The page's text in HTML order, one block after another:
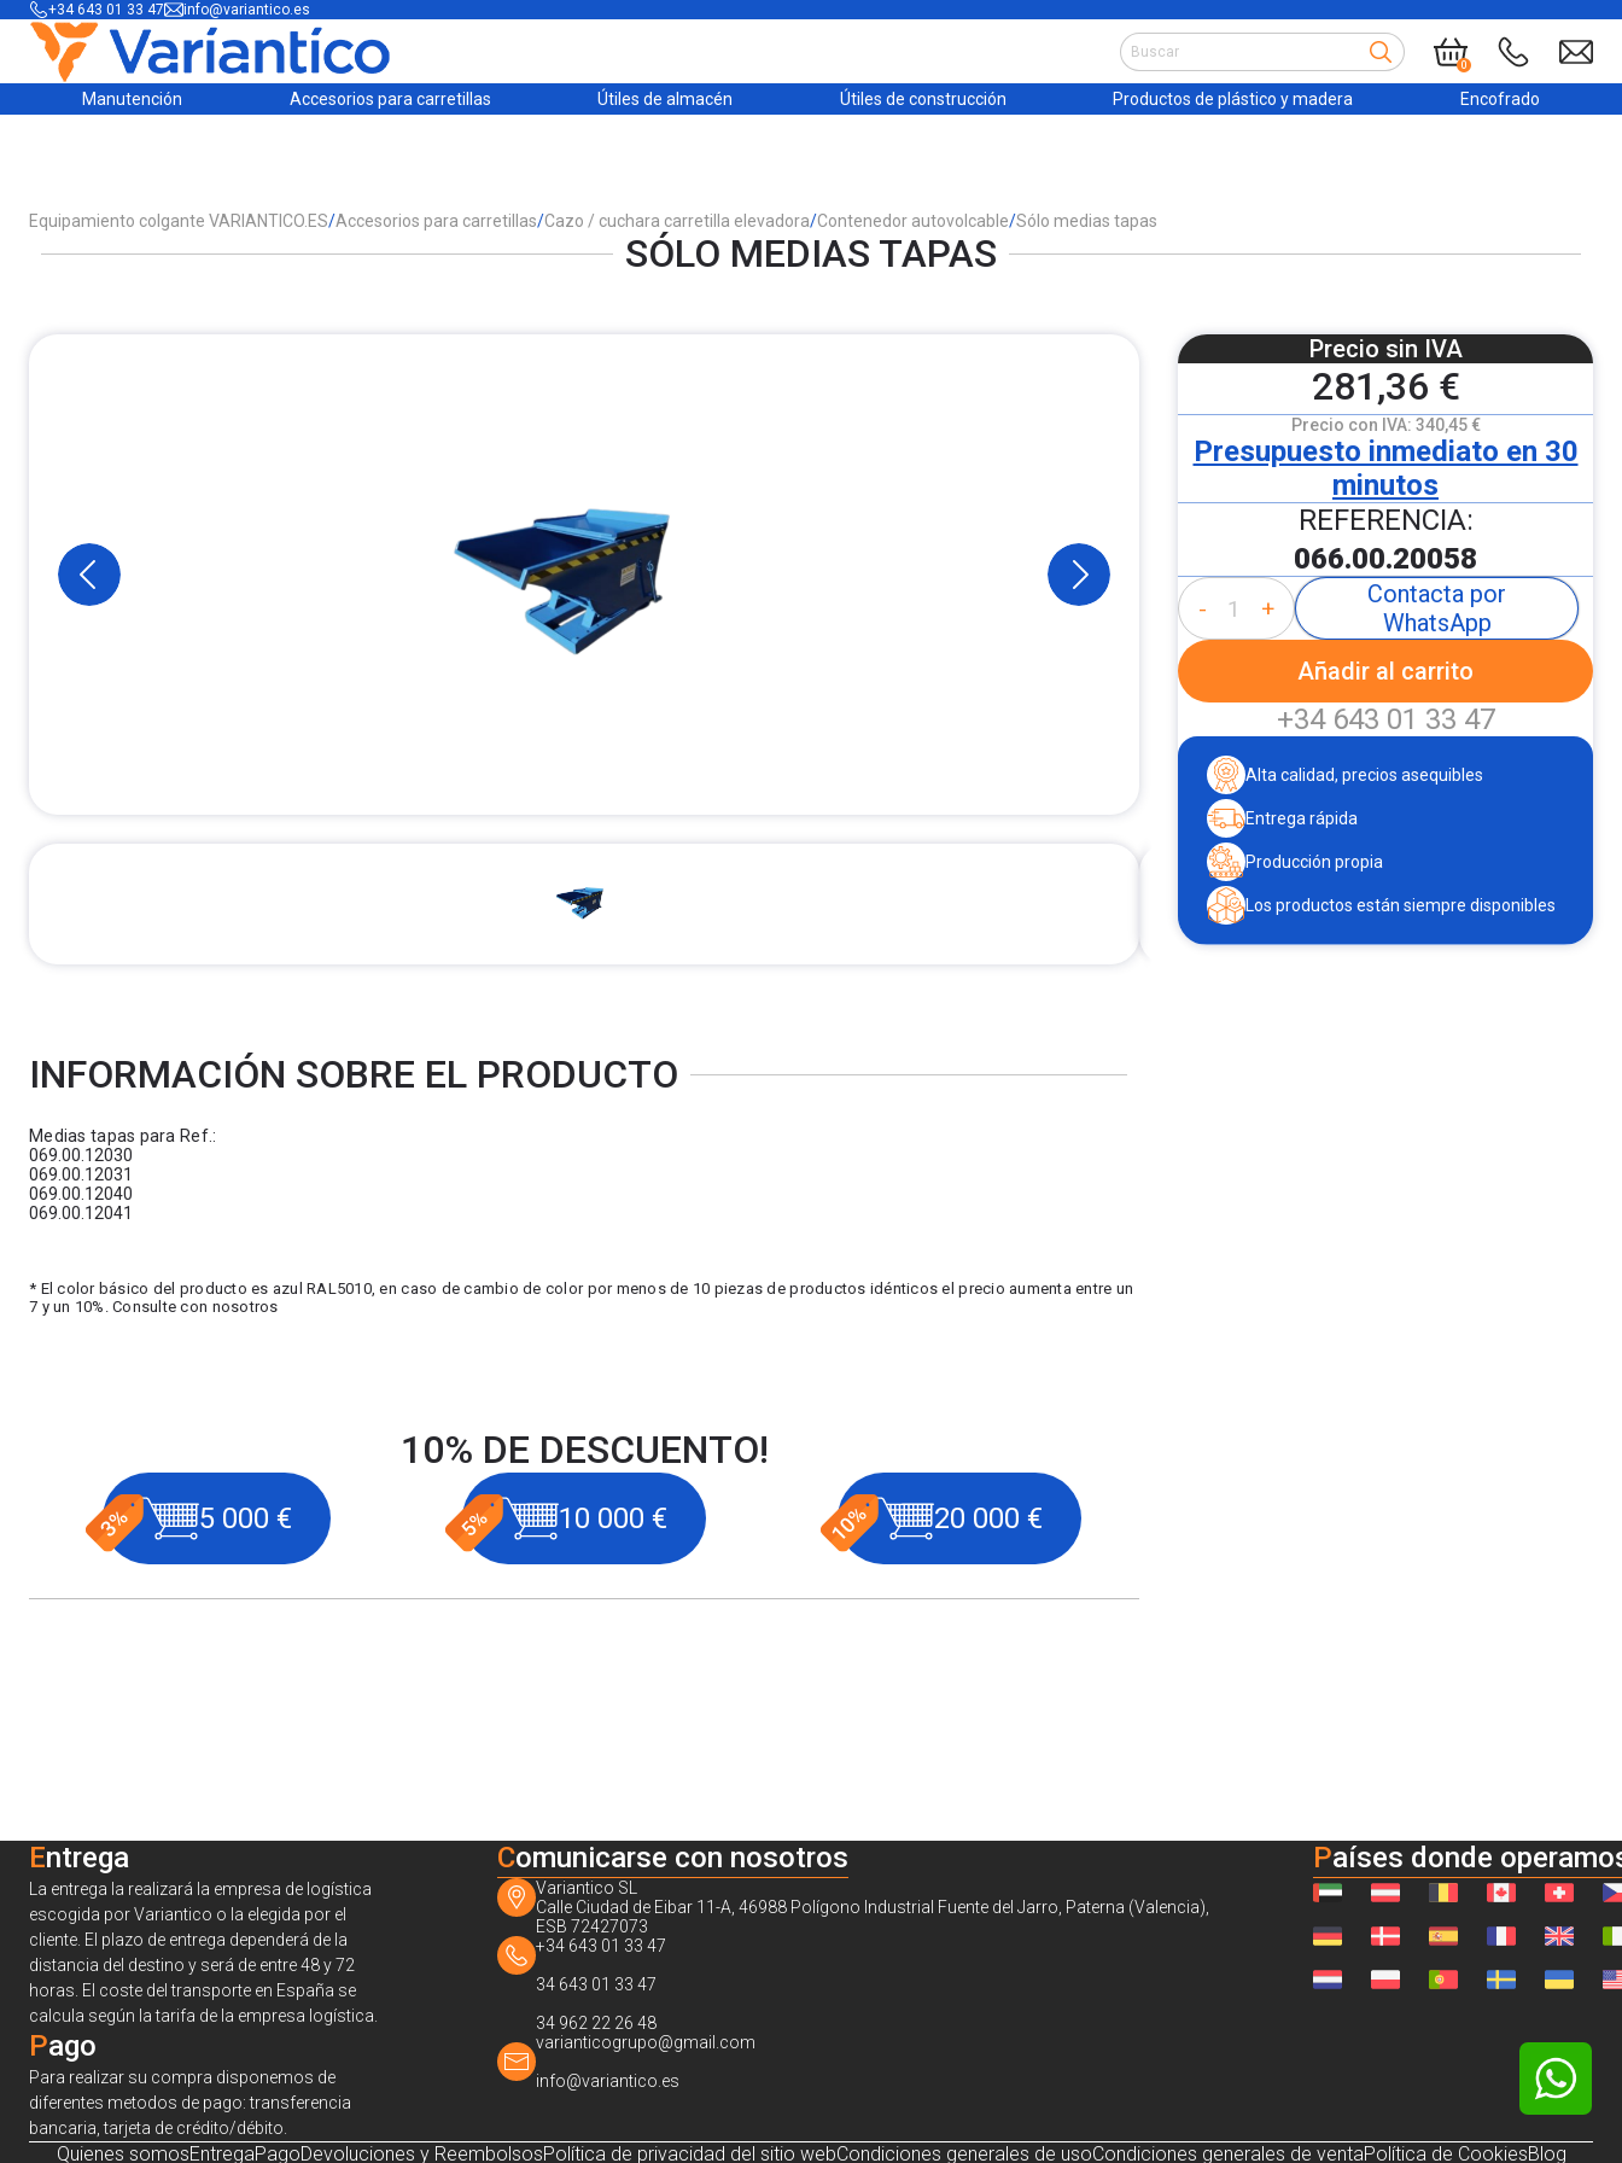
+34 643 01 33 47 info@variantico.es
0
Manutención Accesorios para carretillas Útiles de almacén Útiles de construcción Productos de plástico y madera Encofrado
Equipamiento colgante VARIANTICO.ES/Accesorios para carretillas/Cazo / cuchara carretilla elevadora/Contenedor autovolcable/Sólo medias tapas
SÓLO MEDIAS TAPAS
INFORMACIÓN SOBRE EL PRODUCTO
Medias tapas para Ref.:
069.00.12030
069.00.12031
069.00.12040
069.00.12041
* El color básico del producto es azul RAL5010, en caso de cambio de color por menos de 10 piezas de productos idénticos el precio aumenta entre un
7 y un 10%. Consulte con nosotros
10% DE DESCUENTO!
5 000 € 10 000 € 20 000 €
Precio sin IVA
281,36 €
Precio con IVA: 340,45 €
Presupuesto inmediato en 30
minutos
REFERENCIA:
066.00.20058
- +
Contacta por
WhatsApp
Añadir al carrito
+34 643 01 33 47
Alta calidad, precios asequibles
Entrega rápida
Producción propia
Los productos están siempre disponibles
Entrega
La entrega la realizará la empresa de logística
escogida por Variantico o la elegida por el
cliente. El plazo de entrega dependerá de la
distancia del destino y será de entre 48 y 72
horas. El coste del transporte en España se
calcula según la tarifa de la empresa logística.
Pago
Para realizar su compra disponemos de
diferentes metodos de pago: transferencia
bancaria, tarjeta de crédito/débito.
Comunicarse con nosotros
Variantico SL
Calle Ciudad de Eibar 11-A, 46988 Polígono Industrial Fuente del Jarro, Paterna (Valencia),
ESB 72427073
+34 643 01 33 47
34 643 01 33 47
34 962 22 26 48
varianticogrupo@gmail.com
info@variantico.es
Países donde
Quienes somosEntregaPagoDevoluciones y ReembolsosPolítica de privacidad del sitio webCondiciones generales de usoCondiciones generales de ventaPolítica de CookiesBlog